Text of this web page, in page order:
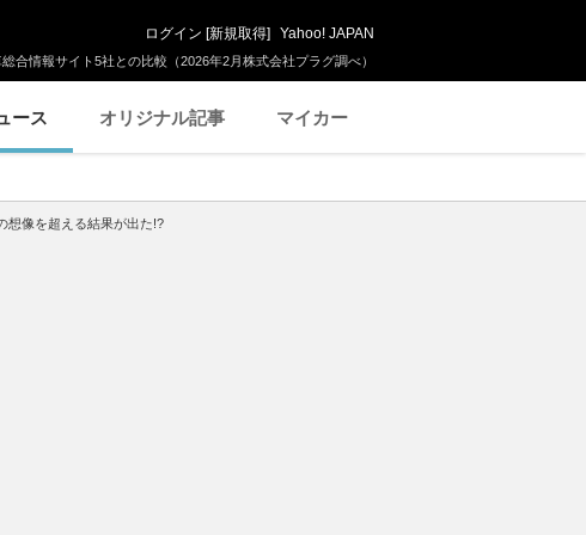
合情報サイト5社との比較（2026年2月株式会社プラグ調べ）
ログイン [新規取得] Yahoo! JAPAN
ース オリジナル記事 マイカー
想像を超える結果が出た!?